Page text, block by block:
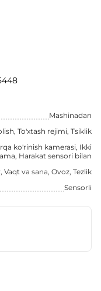
Mashinadan
To'xtash rejimi, Tsiklik
ko'rinish kamerasi, Ikki
Harakat sensori bilan
va sana, Ovoz, Tezlik
Sensorli